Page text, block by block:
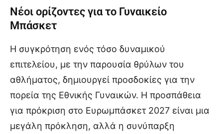
Nέοι ορίζοντες για το Γυναικείο
Μπάσκετ
Η συγκρότηση ενός τόσο δυναμικού
επιτελείου, με την παρουσία θρύλων του
αθλήματος, δημιουργεί προσδοκίες για την
πορεία της Εθνικής Γυναικών. Η προσπάθεια
για πρόκριση στο Ευρωμπάσκετ 2027 είναι μια
μεγάλη πρόκληση, αλλά η συνύπαρξη